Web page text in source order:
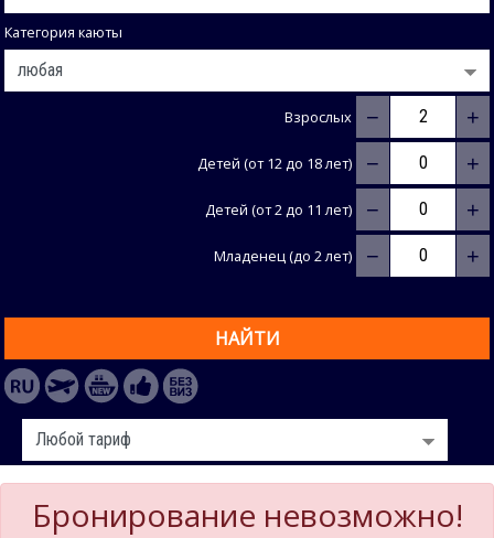
Категория каюты
Взрослых − +
Детей (от 12 до 18 лет) − +
Детей (от 2 до 11 лет) − +
Младенец (до 2 лет) − +
НАЙТИ
Бронирование невозможно!